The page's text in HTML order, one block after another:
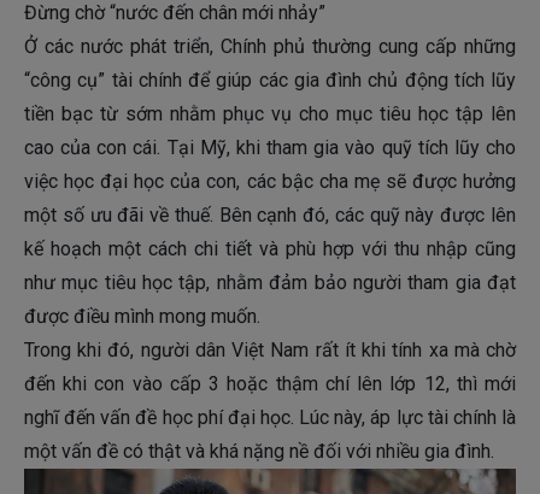
Đừng chờ “nước đến chân mới nhảy”
Ở các nước phát triển, Chính phủ thường cung cấp những
“công cụ” tài chính để giúp các gia đình chủ động tích lũy
tiền bạc từ sớm nhằm phục vụ cho mục tiêu học tập lên
cao của con cái. Tại Mỹ, khi tham gia vào quỹ tích lũy cho
việc học đại học của con, các bậc cha mẹ sẽ được hưởng
một số ưu đãi về thuế. Bên cạnh đó, các quỹ này được lên
kế hoạch một cách chi tiết và phù hợp với thu nhập cũng
như mục tiêu học tập, nhằm đảm bảo người tham gia đạt
được điều mình mong muốn.
Trong khi đó, người dân Việt Nam rất ít khi tính xa mà chờ
đến khi con vào cấp 3 hoặc thậm chí lên lớp 12, thì mới
nghĩ đến vấn đề học phí đại học. Lúc này, áp lực tài chính là
một vấn đề có thật và khá nặng nề đối với nhiều gia đình.